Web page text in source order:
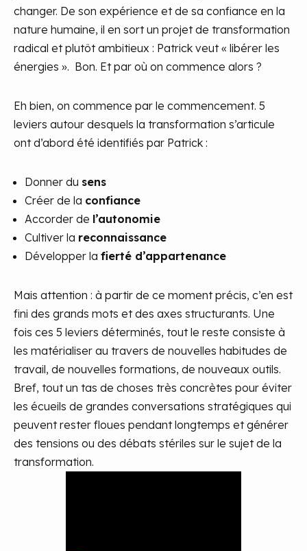
changer. De son expérience et de sa confiance en la
nature humaine, il en sort un projet de transformation
radical et plutôt ambitieux : Patrick veut « libérer les
énergies ». Bon. Et par où on commence alors ?
Eh bien, on commence par le commencement. 5
leviers autour desquels la transformation s’articule
ont d’abord été identifiés par Patrick :
Donner du sens
Créer de la confiance
Accorder de l’autonomie
Cultiver la reconnaissance
Développer la fierté d’appartenance
Mais attention : à partir de ce moment précis, c’en est
fini des grands mots et des axes structurants. Une
fois ces 5 leviers déterminés, tout le reste consiste à
les matérialiser au travers de nouvelles habitudes de
travail, de nouvelles formations, de nouveaux outils.
Bref, tout un tas de choses très concrètes pour éviter
les écueils de grandes conversations stratégiques qui
peuvent rester floues pendant longtemps et générer
des tensions ou des débats stériles sur le sujet de la
transformation.